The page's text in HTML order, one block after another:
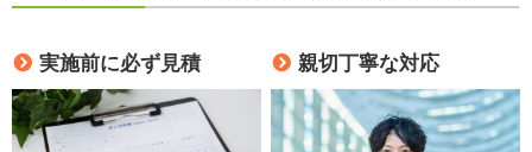
実施前に必ず見積 親切丁寧な対応